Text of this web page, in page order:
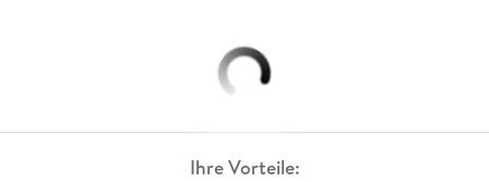
Ihre Vorteile: